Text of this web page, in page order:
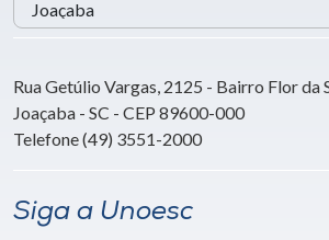
Rua Getúlio Vargas, 2125 - Bairro Flor da
Joaçaba - SC - CEP 89600-000
Telefone (49) 3551-2000
Siga a Unoesc